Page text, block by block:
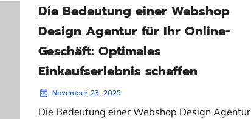
Die Bedeutung einer Webshop
Design Agentur für Ihr Online-
Geschäft: Optimales
Einkaufserlebnis schaffen
November 23, 2025
Die Bedeutung einer Webshop Design Agentur